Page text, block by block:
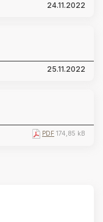
24.11.2022
25.11.2022
PDF 174,85 kB